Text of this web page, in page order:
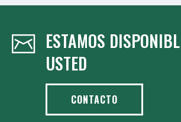
ESTAMOS
USTED
CONTACTO